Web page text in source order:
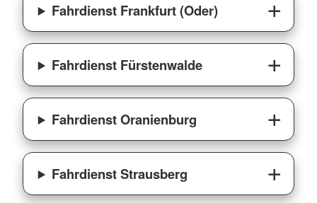
Fahrdienst Frankfurt (Oder)
Fahrdienst Fürstenwalde
Fahrdienst Oranienburg
Fahrdienst Strausberg